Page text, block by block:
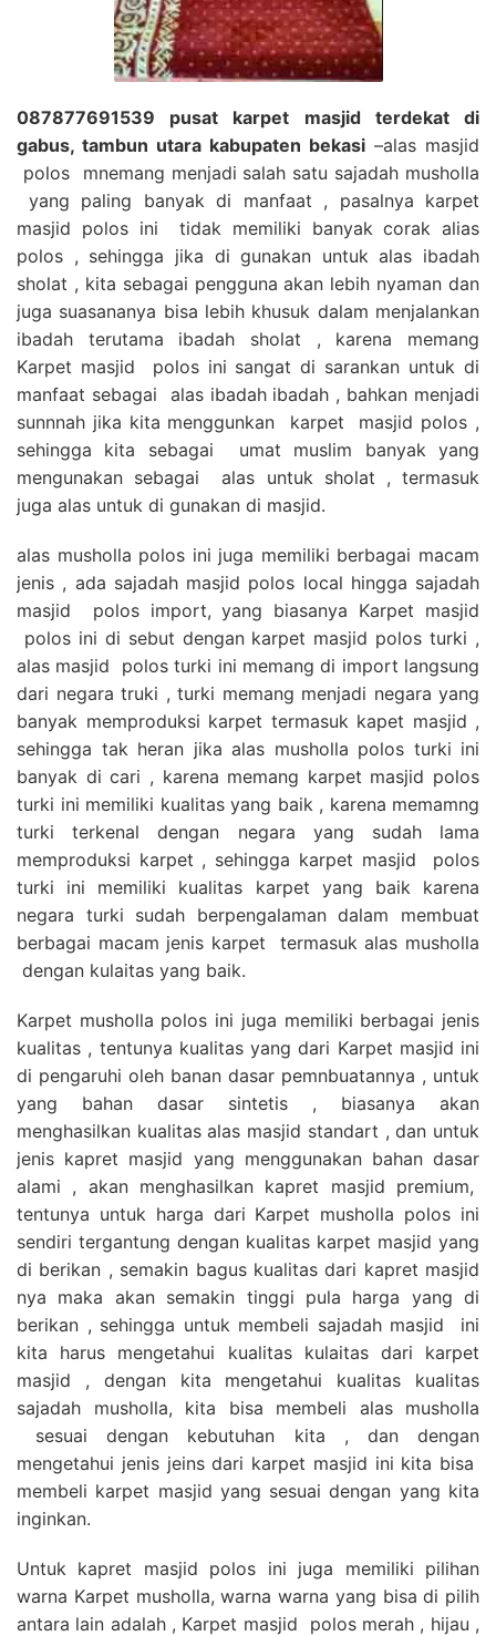
087877691539 pusat karpet masjid terdekat di
gabus, tambun utara kabupaten bekasi –alas masjid
polos mnemang menjadi salah satu sajadah musholla
yang paling banyak di manfaat , pasalnya karpet
masjid polos ini tidak memiliki banyak corak alias
polos , sehingga jika di gunakan untuk alas ibadah
sholat , kita sebagai pengguna akan lebih nyaman dan
juga suasananya bisa lebih khusuk dalam menjalankan
ibadah terutama ibadah sholat , karena memang
Karpet masjid polos ini sangat di sarankan untuk di
manfaat sebagai alas ibadah ibadah , bahkan menjadi
sunnnah jika kita menggunkan karpet masjid polos ,
sehingga kita sebagai umat muslim banyak yang
mengunakan sebagai alas untuk sholat , termasuk
juga alas untuk di gunakan di masjid.
alas musholla polos ini juga memiliki berbagai macam
jenis , ada sajadah masjid polos local hingga sajadah
masjid polos import, yang biasanya Karpet masjid
polos ini di sebut dengan karpet masjid polos turki ,
alas masjid polos turki ini memang di import langsung
dari negara truki , turki memang menjadi negara yang
banyak memproduksi karpet termasuk kapet masjid ,
sehingga tak heran jika alas musholla polos turki ini
banyak di cari , karena memang karpet masjid polos
turki ini memiliki kualitas yang baik , karena memamng
turki terkenal dengan negara yang sudah lama
memproduksi karpet , sehingga karpet masjid polos
turki ini memiliki kualitas karpet yang baik karena
negara turki sudah berpengalaman dalam membuat
berbagai macam jenis karpet termasuk alas musholla
dengan kulaitas yang baik.
Karpet musholla polos ini juga memiliki berbagai jenis
kualitas , tentunya kualitas yang dari Karpet masjid ini
di pengaruhi oleh banan dasar pemnbuatannya , untuk
yang bahan dasar sintetis , biasanya akan
menghasilkan kualitas alas masjid standart , dan untuk
jenis kapret masjid yang menggunakan bahan dasar
alami , akan menghasilkan kapret masjid premium,
tentunya untuk harga dari Karpet musholla polos ini
sendiri tergantung dengan kualitas karpet masjid yang
di berikan , semakin bagus kualitas dari kapret masjid
nya maka akan semakin tinggi pula harga yang di
berikan , sehingga untuk membeli sajadah masjid ini
kita harus mengetahui kualitas kulaitas dari karpet
masjid , dengan kita mengetahui kualitas kualitas
sajadah musholla, kita bisa membeli alas musholla
sesuai dengan kebutuhan kita , dan dengan
mengetahui jenis jeins dari karpet masjid ini kita bisa
membeli karpet masjid yang sesuai dengan yang kita
inginkan.
Untuk kapret masjid polos ini juga memiliki pilihan
warna Karpet musholla, warna warna yang bisa di pilih
antara lain adalah , Karpet masjid polos merah , hijau ,